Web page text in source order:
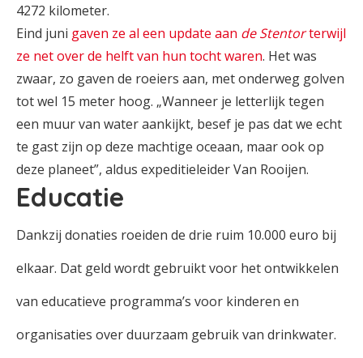
4272 kilometer.
Eind juni gaven ze al een update aan de Stentorterwijl
ze net over de helft van hun tocht waren. Het was
zwaar, zo gaven de roeiers aan, met onderweg golven
tot wel 15 meter hoog. „Wanneer je letterlijk tegen
een muur van water aankijkt, besef je pas dat we echt
te gast zijn op deze machtige oceaan, maar ook op
deze planeet”, aldus expeditieleider Van Rooijen.
Educatie
Dankzij donaties roeiden de drie ruim 10.000 euro bij
elkaar. Dat geld wordt gebruikt voor het ontwikkelen
van educatieve programma’s voor kinderen en
organisaties over duurzaam gebruik van drinkwater.